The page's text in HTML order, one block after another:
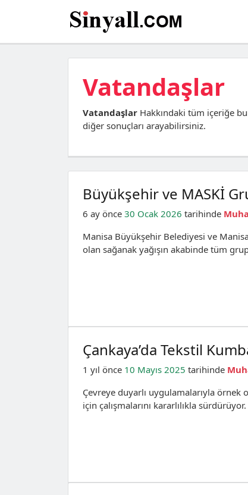
Vatandaşlar
Vatandaşlar Hakkındaki tüm içeriğe
diğer sonuçları arayabilirsiniz.
Büyükşehir ve MASKİ
6 ay önce 30 Ocak 2026 tarihinde
Manisa Büyükşehir Belediyesi ve
olan sağanak yağışın akabinde tüm
Çankaya’da Tekstil
1 yıl önce 10 Mayıs 2025 tarihinde
Çevreye duyarlı uygulamalarıyla
için çalışmalarını kararlılıkla sürdürüyor.